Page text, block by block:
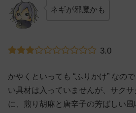
ネギが邪魔かも
3.0
かやくといっても “ふりかけ” なの
い具材は入っていませんが、サク
に、煎り胡麻と唐辛子の芳ばしい